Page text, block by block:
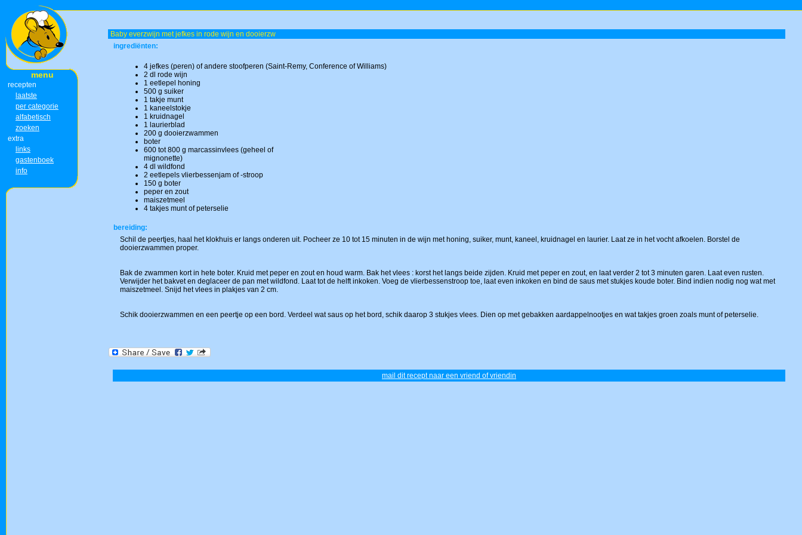
menu
recepten
laatste
per categorie
alfabetisch
zoeken
extra
links
gastenboek
info
Baby everzwijn met jefkes in rode wijn en dooierzw
ingrediënten:
4 jefkes (peren) of andere stoofperen (Saint-Remy, Conference of Williams)
2 dl rode wijn
1 eetlepel honing
500 g suiker
1 takje munt
1 kaneelstokje
1 kruidnagel
1 laurierblad
200 g dooierzwammen
boter
600 tot 800 g marcassinvlees (geheel of
mignonette)
4 dl wildfond
2 eetlepels vlierbessenjam of -stroop
150 g boter
peper en zout
maiszetmeel
4 takjes munt of peterselie
bereiding:
Schil de peertjes, haal het klokhuis er langs onderen uit. Pocheer ze 10 tot 15 minuten in de wijn met honing, suiker, munt, kaneel, kruidnagel en laurier. Laat ze in het vocht afkoelen. Borstel de
dooierzwammen proper.
Bak de zwammen kort in hete boter. Kruid met peper en zout en houd warm. Bak het vlees : korst het langs beide zijden. Kruid met peper en zout, en laat verder 2 tot 3 minuten garen. Laat even rusten.
Verwijder het bakvet en deglaceer de pan met wildfond. Laat tot de helft inkoken. Voeg de vlierbessenstroop toe, laat even inkoken en bind de saus met stukjes koude boter. Bind indien nodig nog wat met
maiszetmeel. Snijd het vlees in plakjes van 2 cm.
Schik dooierzwammen en een peertje op een bord. Verdeel wat saus op het bord, schik daarop 3 stukjes vlees. Dien op met gebakken aardappelnootjes en wat takjes groen zoals munt of peterselie.
mail dit recept naar een vriend of vriendin